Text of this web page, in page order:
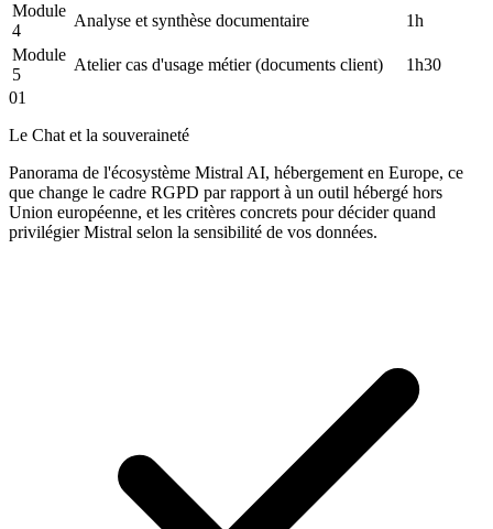
Module
4
Analyse et synthèse documentaire
1h
Module
5
Atelier cas d'usage métier (documents client)
1h30
01
Le Chat et la souveraineté
Panorama de l'écosystème Mistral AI, hébergement en Europe, ce
que change le cadre RGPD par rapport à un outil hébergé hors
Union européenne, et les critères concrets pour décider quand
privilégier Mistral selon la sensibilité de vos données.